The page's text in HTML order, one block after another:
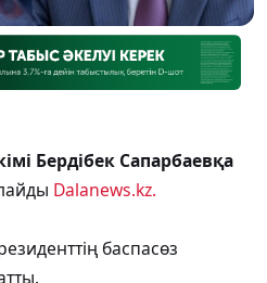
Бердібек Сапарбаевқа
Dalanews.kz.
баспасөз